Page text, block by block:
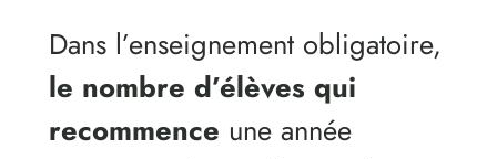
Dans l’enseignement obligatoire,
le nombre d’élèves qui
recommence une année